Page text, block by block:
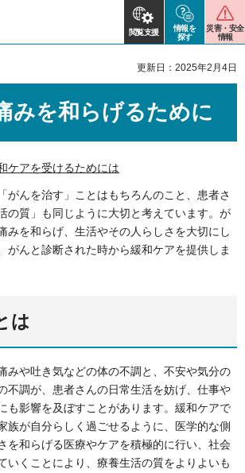
閲覧支援
情報を
探す
災害・安全
情報
更新日：2025年2月4日
みを和らげるために
ケアを受けるためには
がんを治す」ことはもちろんのこと、患者さ
の質」も同じように大切と考えています。が
みを和らげ、生活やその人らしさを大切にし
がんと診断された時から緩和ケアを提供しま
は
みや吐き気などの体の不調と、不安や気分の
不調が、患者さんの日常生活を妨げ、仕事や
も影響を及ぼすことがあります。緩和ケアで
族が自分らしく過ごせるように、医学的な側
を和らげる医療やケアを積極的に行い、社会
いくことにより、療養生活の質をよりよいも